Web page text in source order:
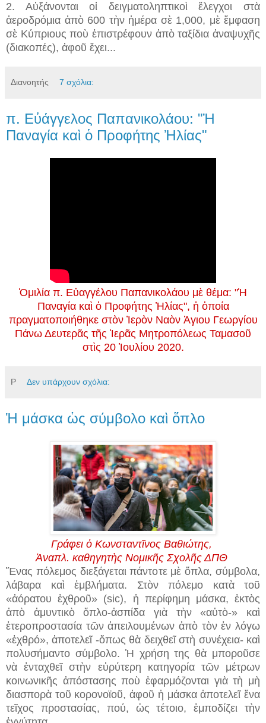
2. Αὐξάνονται οἱ δειγματοληπτικοὶ ἔλεγχοι στὰ
ἀεροδρόμια ἀπὸ 600 τὴν ἡμέρα σὲ 1,000, μὲ ἔμφαση
σὲ Κύπριους ποὺ ἐπιστρέφουν ἀπὸ ταξίδια ἀναψυχῆς
(διακοπές), ἀφοῦ ἔχει...
Διανοητής 7 σχόλια:
π. Εὐάγγελος Παπανικολάου: "Ἡ
Παναγία καὶ ὁ Προφήτης Ἠλίας"
Ὁμιλία π. Εὐαγγέλου Παπανικολάου μὲ θέμα: "Ἡ
Παναγία καὶ ὁ Προφήτης Ἠλίας", ἡ ὁποία
πραγματοποιήθηκε στὸν Ἰερὸν Ναὸν Ἁγιου Γεωργίου
Πάνω Δευτερᾶς τῆς Ἱερᾶς Μητροπόλεως Ταμασοῦ
στὶς 20 Ἰουλίου 2020.
Ρ Δεν υπάρχουν σχόλια:
Ἡ μάσκα ὡς σύμβολο καὶ ὅπλο
Γράφει ὁ Κωνσταντῖνος Βαθιώτης,
Ἀναπλ. καθηγητὴς Νομικῆς Σχολῆς ΔΠΘ
Ἕνας πόλεμος διεξάγεται πάντοτε μὲ ὄπλα, σύμβολα,
λάβαρα καὶ ἐμβλήματα. Στὸν πόλεμο κατὰ τοῦ
«ἀόρατου ἐχθροῦ» (sic), ἡ περίφημη μάσκα, ἐκτὸς
ἀπὸ ἀμυντικὸ ὅπλο-ἀσπίδα γιὰ τὴν «αὐτὸ-» καὶ
ἐτεροπροστασία τῶν ἀπειλουμένων ἀπὸ τὸν ἐν λόγω
«ἐχθρό», ἀποτελεῖ -ὅπως θὰ δειχθεῖ στὴ συνέχεια- καὶ
πολυσήμαντο σύμβολο. Ἡ χρήση της θὰ μποροῦσε
νὰ ἐνταχθεῖ στὴν εὐρύτερη κατηγορία τῶν μέτρων
κοινωνικῆς ἀπόστασης ποὺ ἐφαρμόζονται γιὰ τὴ μὴ
διασπορὰ τοῦ κορονοϊοῦ, ἀφοῦ ἡ μάσκα ἀποτελεῖ ἕνα
τεῖχος προστασίας, πού, ὡς τέτοιο, ἐμποδίζει τὴν